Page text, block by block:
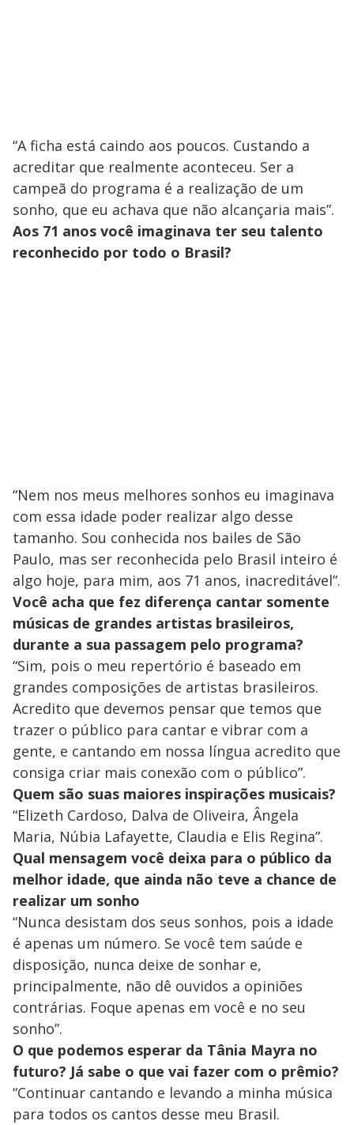
o
“A ficha está caindo aos poucos. Custando a
acreditar que realmente aconteceu. Ser a
campeã do programa é a realização de um
sonho, que eu achava que não alcançaria mais”.
Aos 71 anos você imaginava ter seu talento
reconhecido por todo o Brasil?
“Nem nos meus melhores sonhos eu imaginava
com essa idade poder realizar algo desse
tamanho. Sou conhecida nos bailes de São
Paulo, mas ser reconhecida pelo Brasil inteiro é
algo hoje, para mim, aos 71 anos, inacreditável”.
Você acha que fez diferença cantar somente
músicas de grandes artistas brasileiros,
durante a sua passagem pelo programa?
“Sim, pois o meu repertório é baseado em
grandes composições de artistas brasileiros.
Acredito que devemos pensar que temos que
trazer o público para cantar e vibrar com a
gente, e cantando em nossa língua acredito que
consiga criar mais conexão com o público”.
Quem são suas maiores inspirações musicais?
“Elizeth Cardoso, Dalva de Oliveira, Ângela
Maria, Núbia Lafayette, Claudia e Elis Regina”.
Qual mensagem você deixa para o público da
melhor idade, que ainda não teve a chance de
realizar um sonho
“Nunca desistam dos seus sonhos, pois a idade
é apenas um número. Se você tem saúde e
disposição, nunca deixe de sonhar e,
principalmente, não dê ouvidos a opiniões
contrárias. Foque apenas em você e no seu
sonho”.
O que podemos esperar da Tânia Mayra no
futuro? Já sabe o que vai fazer com o prêmio?
“Continuar cantando e levando a minha música
para todos os cantos desse meu Brasil.